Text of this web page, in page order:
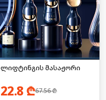
ლიფტინგის მასაჟორი
22.8 ₾67.56₾